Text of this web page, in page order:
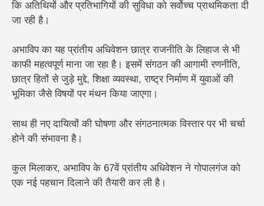
कि अतिथियों और प्रतिभागियों की सुविधा को सर्वोच्च प्राथमिकता दी
जा रही है।
अभाविप का यह प्रांतीय अधिवेशन छात्र राजनीति के लिहाज से भी
काफी महत्वपूर्ण माना जा रहा है। इसमें संगठन की आगामी रणनीति,
छात्र हितों से जुड़े मुद्दे, शिक्षा व्यवस्था, राष्ट्र निर्माण में युवाओं की
भूमिका जैसे विषयों पर मंथन किया जाएगा।
साथ ही नए दायित्वों की घोषणा और संगठनात्मक विस्तार पर भी चर्चा
होने की संभावना है।
कुल मिलाकर, अभाविप के 67वें प्रांतीय अधिवेशन ने गोपालगंज को
एक नई पहचान दिलाने की तैयारी कर ली है।